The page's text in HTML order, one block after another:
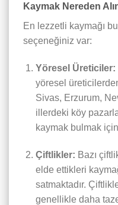
Kaymak Nereden
En lezzetli kaymağı
seçeneğiniz var:
Yöresel Üreticiler:
yöresel
Sivas, Erzurum,
illerdeki köy
kaymak bulmak
Çiftlikler: Bazı
elde ettikleri
satmaktadır.
genellikle daha